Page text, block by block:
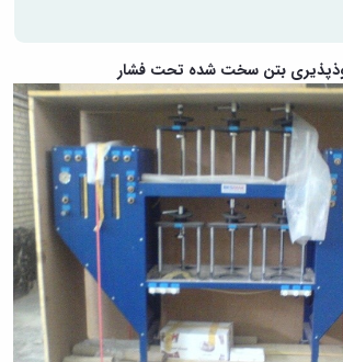
بتن سخت شده تحت فشار